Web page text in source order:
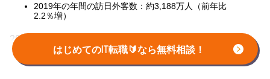
はじめてのIT転職🔰なら無料相談！
2019年の年間の訪日外客数：約3,188万人（前年比
2.2％増）
2020年以降は、コロナ禍で海外渡航の制限により、観光
業は以前として厳しい状況。